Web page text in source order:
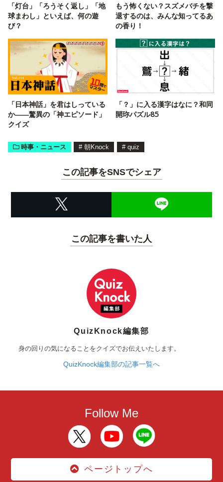
「灯台」「ろうそく返し」「地
球まわし」といえば、何の遊
び？
もう怖くない？スズメバチを撃
退するのは、みんな知ってるあ
の香り！
「日本神話」を君はしっている
か――驚異の「神エピソード」
クイズ
「？」に入る漢字はなに？和同
開珎パズル85
時事・ニュース # 朝Knock # quiz
この記事をSNSでシェア
この記事を書いた人
QuizKnock編集部
身の回りの気になることをクイズでお伝えいたします。
QuizKnock編集部の記事一覧へ
Follow Me
ページトップへ